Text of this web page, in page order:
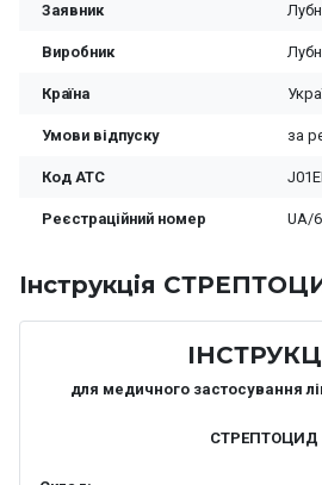
Заявник
Виробник
Країна
Умови відпуску за
Код ATC
Реєстраційний номер UA/
Iнструкція
для медичного застосування
СТРЕПТОЦИД